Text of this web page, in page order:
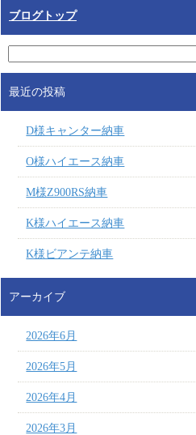
ブログトップ
最近の投稿
D様キャンター納車
O様ハイエース納車
M様Z900RS納車
K様ハイエース納車
K様ビアンテ納車
アーカイブ
2026年6月
2026年5月
2026年4月
2026年3月